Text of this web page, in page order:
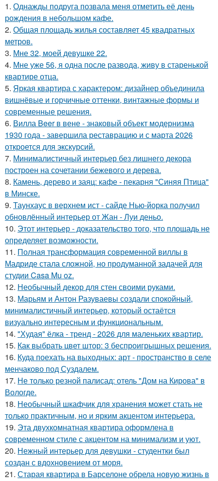
1. Однажды подруга позвала меня отметить её день
рождения в небольшом кафе.
2. Общая площадь жилья составляет 45 квадратных
метров.
3. Мне 32, моей девушке 22.
4. Мне уже 56, я одна после развода, живу в старенькой
квартире отца.
5. Яркая квартира с характером: дизайнер объединила
вишнёвые и горчичные оттенки, винтажные формы и
современные решения.
6. Вилла Beer в вене - знаковый объект модернизма
1930 года - завершила реставрацию и с марта 2026
откроется для экскурсий.
7. Минималистичный интерьер без лишнего декора
построен на сочетании бежевого и дерева.
8. Камень, дерево и заяц: кафе - пекарня "Синяя Птица"
в Минске.
9. Таунхаус в верхнем ист - сайде Нью-йорка получил
обновлённый интерьер от Жан - Луи деньо.
10. Этот интерьер - доказательство того, что площадь не
определяет возможности.
11. Полная трансформация современной виллы в
Мадриде стала сложной, но продуманной задачей для
студии Casa Mu oz.
12. Необычный декор для стен своими руками.
13. Марьям и Антон Разуваевы создали спокойный,
минималистичный интерьер, который остаётся
визуально интересным и функциональным.
14. "Худая" ёлка - тренд - 2026 для маленьких квартир.
15. Как выбрать цвет штор: 3 беспроигрышных решения.
16. Куда поехать на выходных: арт - пространство в селе
менчаково под Суздалем.
17. Не только резной палисад: отель "Дом на Кирова" в
Вологде.
18. Необычный шкафчик для хранения может стать не
только практичным, но и ярким акцентом интерьера.
19. Эта двухкомнатная квартира оформлена в
современном стиле с акцентом на минимализм и уют.
20. Нежный интерьер для девушки - студентки был
создан с вдохновением от моря.
21. Старая квартира в Барселоне обрела новую жизнь в